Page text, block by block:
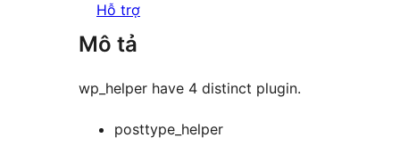
Hỗ trợ
Mô tả
wp_helper have 4 distinct plugin.
posttype_helper